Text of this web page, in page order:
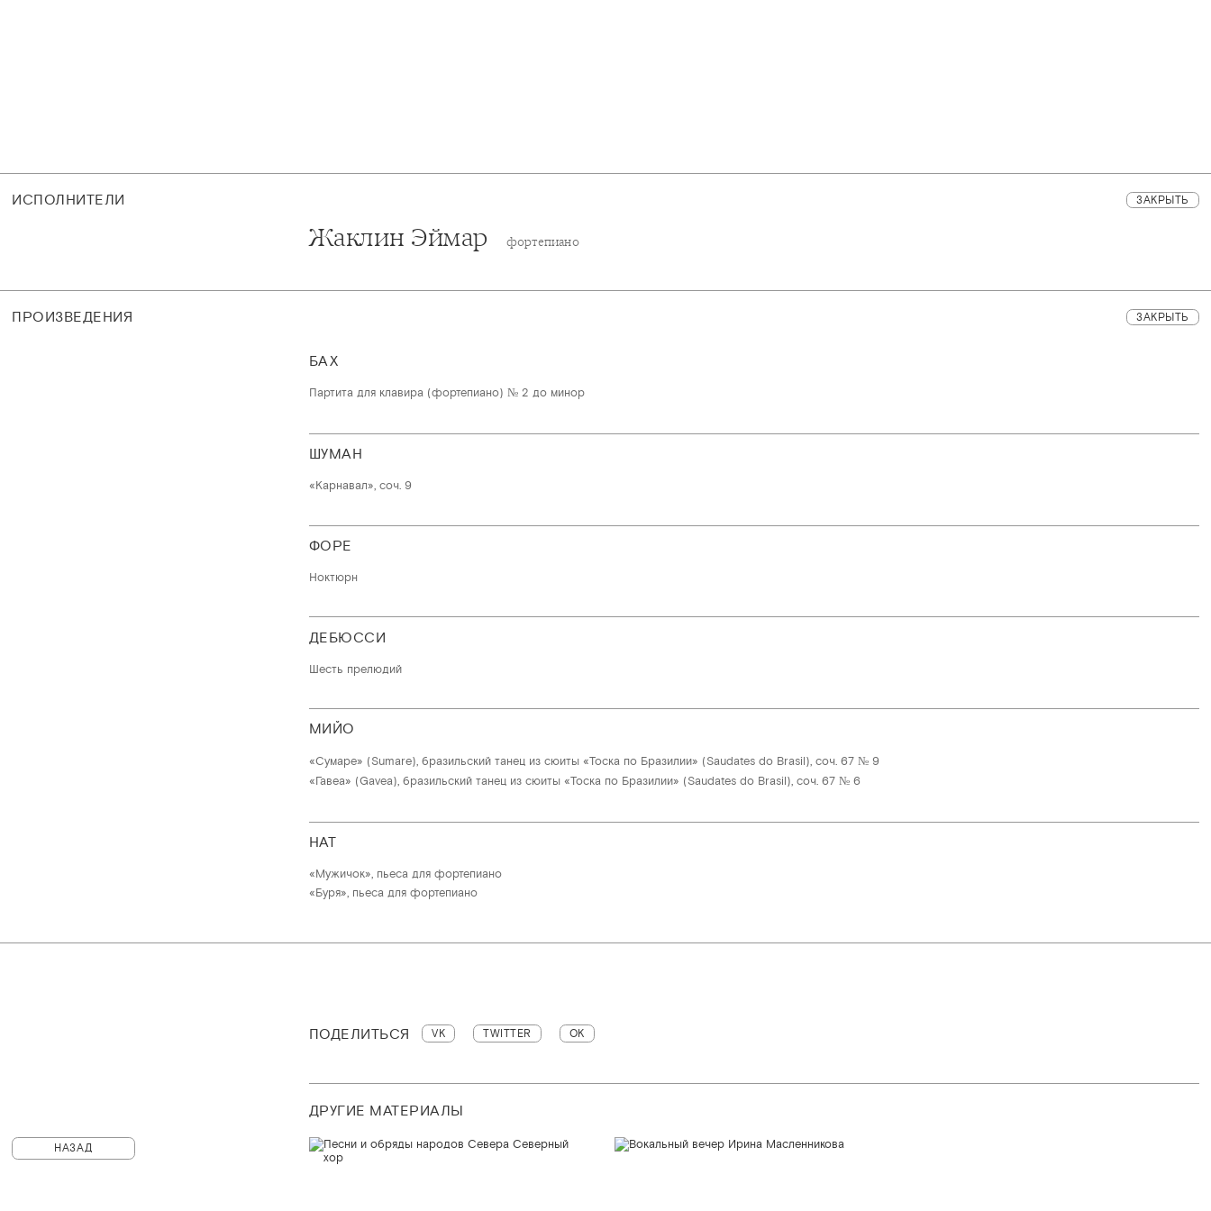
ИСПОЛНИТЕЛИ ЗАКРЫТЬ
Жаклин Эймар фортепиано
ПРОИЗВЕДЕНИЯ ЗАКРЫТЬ
БАХ
Партита для клавира (фортепиано) № 2 до минор
ШУМАН
«Карнавал», соч. 9
ФОРЕ
Ноктюрн
ДЕБЮССИ
Шесть прелюдий
МИЙО
«Сумаре» (Sumare), бразильский танец из сюиты «Тоска по Бразилии» (Saudates do Brasil), соч. 67 № 9
«Гавеа» (Gavea), бразильский танец из сюиты «Тоска по Бразилии» (Saudates do Brasil), соч. 67 № 6
НАТ
«Мужичок», пьеса для фортепиано
«Буря», пьеса для фортепиано
ПОДЕЛИТЬСЯ VK TWITTER OK
ДРУГИЕ МАТЕРИАЛЫ
НАЗАД